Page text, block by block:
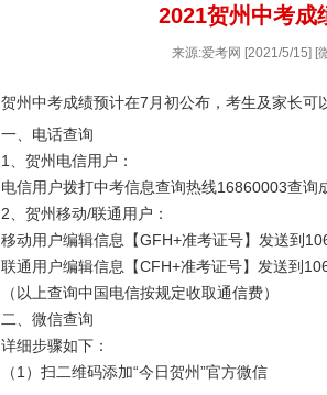
2021贺州中考成
来源:爱考网 [2021/5/15] [
贺州中考成绩预计在7月初公布，考生及家长可
一、电话查询
1、贺州电信用户：
电信用户拨打中考信息查询热线16860003查询
2、贺州移动/联通用户：
移动用户编辑信息【GFH+准考证号】发送到
联通用户编辑信息【CFH+准考证号】发送到
（以上查询中国电信按规定收取通信费）
二、微信查询
详细步骤如下：
（1）扫二维码添加“今日贺州”官方微信